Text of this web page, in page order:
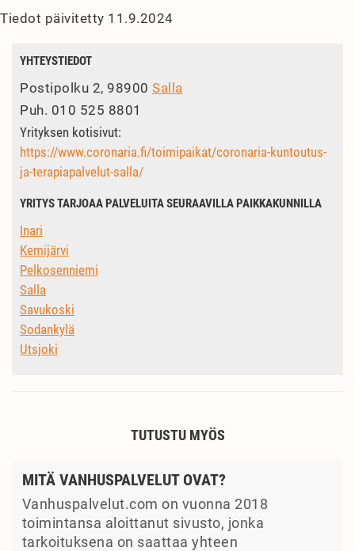
Tiedot päivitetty 11.9.2024
YHTEYSTIEDOT
Postipolku 2, 98900 Salla
Puh. 010 525 8801
Yrityksen kotisivut:
https://www.coronaria.fi/toimipaikat/coronaria-kuntoutus-
ja-terapiapalvelut-salla/
YRITYS TARJOAA PALVELUITA SEURAAVILLA PAIKKAKUNNILLA
Inari
Kemijärvi
Pelkosenniemi
Salla
Savukoski
Sodankylä
Utsjoki
TUTUSTU MYÖS
MITÄ VANHUSPALVELUT OVAT?
Vanhuspalvelut.com on vuonna 2018
toimintansa aloittanut sivusto, jonka
tarkoituksena on saattaa yhteen